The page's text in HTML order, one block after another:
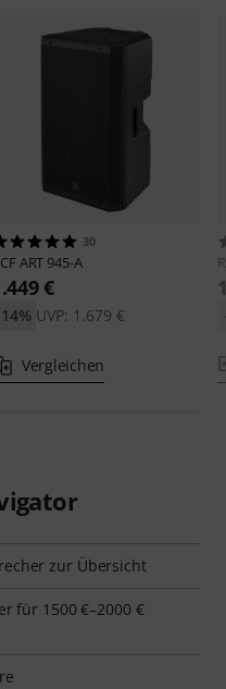
30
ART 945-A
€
UVP: 1.679 €
Vergleichen
zur Übersicht
für 1500 €–2000 €